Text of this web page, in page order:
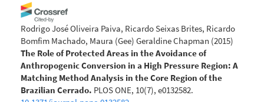
Rodrigo José Oliveira Paiva, Ricardo Seixas Brites, Ricardo
Bomfim Machado, Maura (Gee) Geraldine Chapman (2015)
The Role of Protected Areas in the Avoidance of
Anthropogenic Conversion in a High Pressure Region: A
Matching Method Analysis in the Core Region of the
Brazilian Cerrado. PLOS ONE, 10(7), e0132582.